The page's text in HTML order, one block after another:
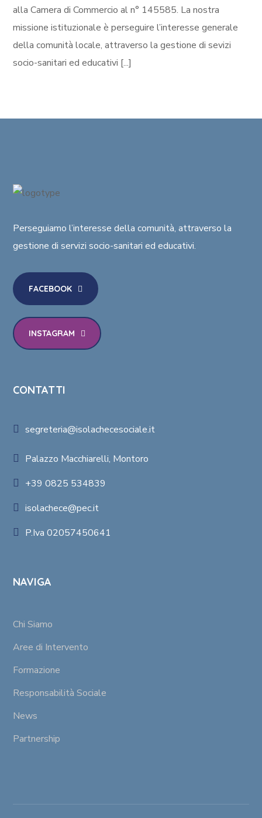
alla Camera di Commercio al n° 145585. La nostra
missione istituzionale è perseguire l’interesse generale
della comunità locale, attraverso la gestione di sevizi
socio-sanitari ed educativi [...]
Perseguiamo l’interesse della comunità, attraverso la
gestione di servizi socio-sanitari ed educativi.
FACEBOOK
INSTAGRAM
CONTATTI
segreteria@isolachecesociale.it
Palazzo Macchiarelli, Montoro
+39 0825 534839
isolachece@pec.it
P.Iva 02057450641
NAVIGA
Chi Siamo
Aree di Intervento
Formazione
Responsabilità Sociale
News
Partnership